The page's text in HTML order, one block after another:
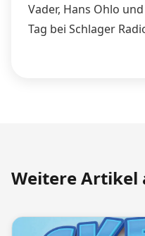
Vader, Hans Ohlo
Tag bei Schlager
Weitere Artikel